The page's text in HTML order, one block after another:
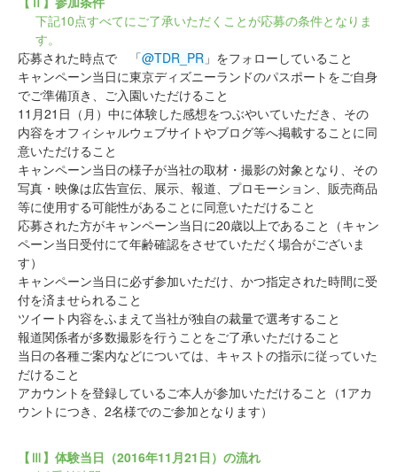
下記10点すべてにご了承いただくことが応募の条件となりま
す。
応募された時点で 「@TDR_PR 」をフォローしていること
キャンペーン当日に東京ディズニーランドのパスポートをご自身
でご準備頂き、ご入園いただけること
11月21日（月）中に体験した感想をつぶやいていただき、その
内容をオフィシャルウェブサイトやブログ等へ掲載することに同
意いただけること
キャンペーン当日の様子が当社の取材・撮影の対象となり、その
写真・映像は広告宣伝、展示、報道、プロモーション、販売商品
等に使用する可能性があることに同意いただけること
応募された方がキャンペーン当日に20歳以上であること（キャン
ペーン当日受付にて年齢確認をさせていただく場合がございま
す）
キャンペーン当日に必ず参加いただけ、かつ指定された時間に受
付を済ませられること
ツイート内容をふまえて当社が独自の裁量で選考すること
報道関係者が多数撮影を行うことをご了承いただけること
当日の各種ご案内などについては、キャストの指示に従っていた
だけること
アカウントを登録しているご本人が参加いただけること（1アカ
ウントにつき、2名様でのご参加となります）
【Ⅲ】体験当日（2016年11月21日）の流れ